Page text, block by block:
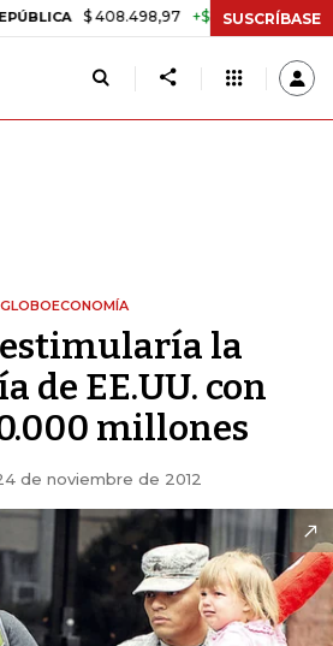
$ 408.498,97 +$ 8.753,81 +2,19%
SUSCRÍBASE
GLOBOECONOMÍA
la
de EE.UU. con
millones
de noviembre de 2012